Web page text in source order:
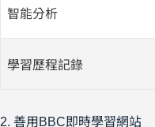
智能分析
學習歷程記錄
2. 善用BBC即時學習網站